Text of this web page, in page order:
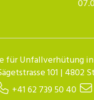
für Unfallverhütung
101 | 4802
+41 62 739 50 40